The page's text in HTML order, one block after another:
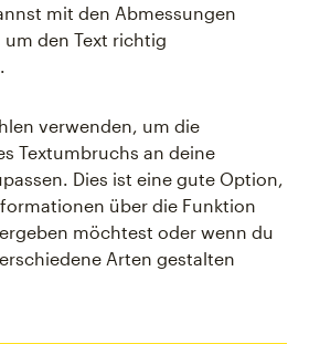
mit den Abmessungen
den Text richtig
verwenden, um die
Textumbruchs an deine
Dies ist eine gute Option,
über die Funktion
möchtest oder wenn du
Arten gestalten